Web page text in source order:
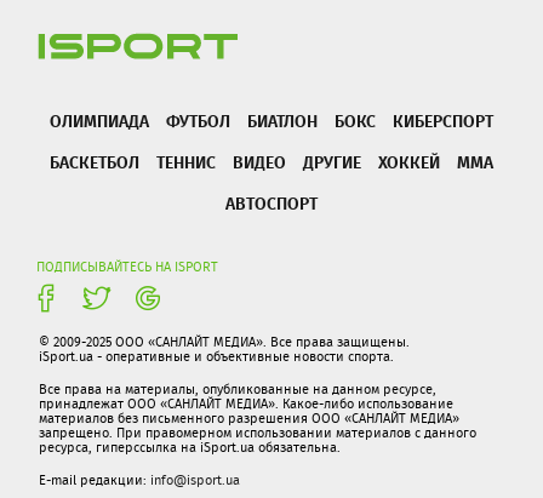
ОЛИМПИАДА ФУТБОЛ БИАТЛОН БОКС
КИБЕРСПОРТ
БАСКЕТБОЛ
ТЕННИС ВИДЕО ДРУГИЕ ХОККЕЙ
ММА
АВТОСПОРТ
ПОДПИСЫВАЙТЕСЬ НА ISPORT
© 2009-2025 ООО «САНЛАЙТ МЕДИА». Все права защищены.
iSport.ua - оперативные и объективные новости спорта.
Все права на материалы, опубликованные на данном ресурсе,
принадлежат ООО «САНЛАЙТ МЕДИА». Какое-либо использование
материалов без письменного разрешения ООО «САНЛАЙТ МЕДИА»
запрещено. При правомерном использовании материалов с данного
ресурса, гиперссылка на iSport.ua обязательна.
E-mail редакции: info@isport.ua